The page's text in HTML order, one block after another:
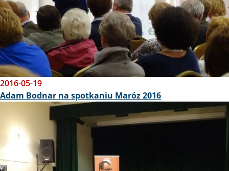
2016-05-19
Adam Bodnar na spotkaniu Maróz 2016